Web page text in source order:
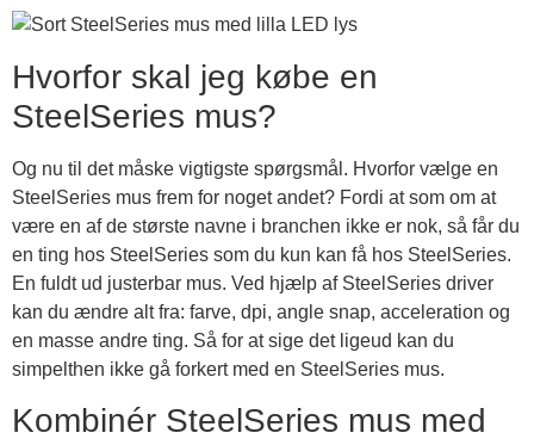
Hvorfor skal jeg købe en
SteelSeries mus?
Og nu til det måske vigtigste spørgsmål. Hvorfor vælge en
SteelSeries mus frem for noget andet? Fordi at som om at
være en af de største navne i branchen ikke er nok, så får du
en ting hos SteelSeries som du kun kan få hos SteelSeries.
En fuldt ud justerbar mus. Ved hjælp af SteelSeries driver
kan du ændre alt fra: farve, dpi, angle snap, acceleration og
en masse andre ting. Så for at sige det ligeud kan du
simpelthen ikke gå forkert med en SteelSeries mus.
Kombinér SteelSeries mus med